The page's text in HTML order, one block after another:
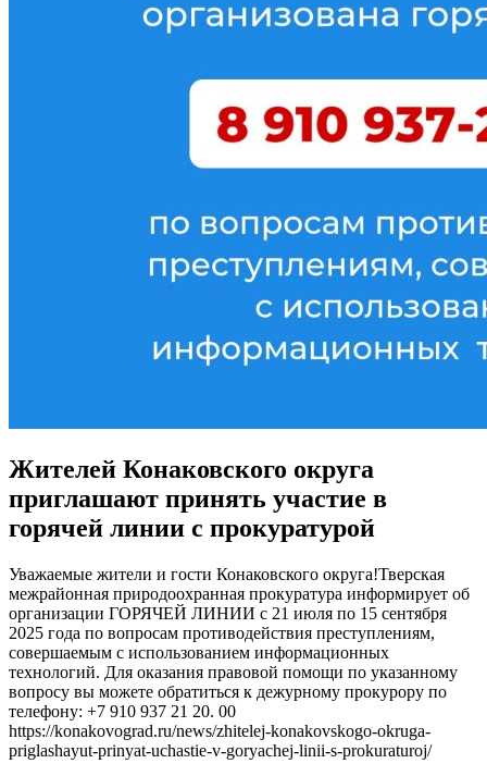
Жителей Конаковского округа
приглашают принять участие в
горячей линии с прокуратурой
Уважаемые жители и гости Конаковского округа!Тверская
межрайонная природоохранная прокуратура информирует об
организации ГОРЯЧЕЙ ЛИНИИ с 21 июля по 15 сентября
2025 года по вопросам противодействия преступлениям,
совершаемым с использованием информационных
технологий. Для оказания правовой помощи по указанному
вопросу вы можете обратиться к дежурному прокурору по
телефону: +7 910 937 21 20. 00
https://konakovograd.ru/news/zhitelej-konakovskogo-okruga-
priglashayut-prinyat-uchastie-v-goryachej-linii-s-prokuraturoj/